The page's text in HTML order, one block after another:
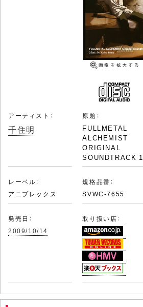
アーティスト：
千住明
原題：
FULLMETAL
ALCHEMIST
ORIGINAL
SOUNDTRACK 1
レーベル：
アニプレックス
規格品番：
SVWC-7655
発売日：
2009/10/14
取り扱い店：